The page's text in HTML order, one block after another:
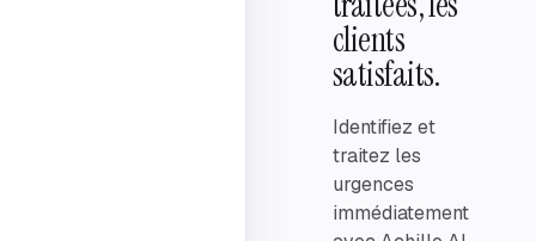
clients
satisfaits.
Identifiez et
traitez les
urgences
immédiatement